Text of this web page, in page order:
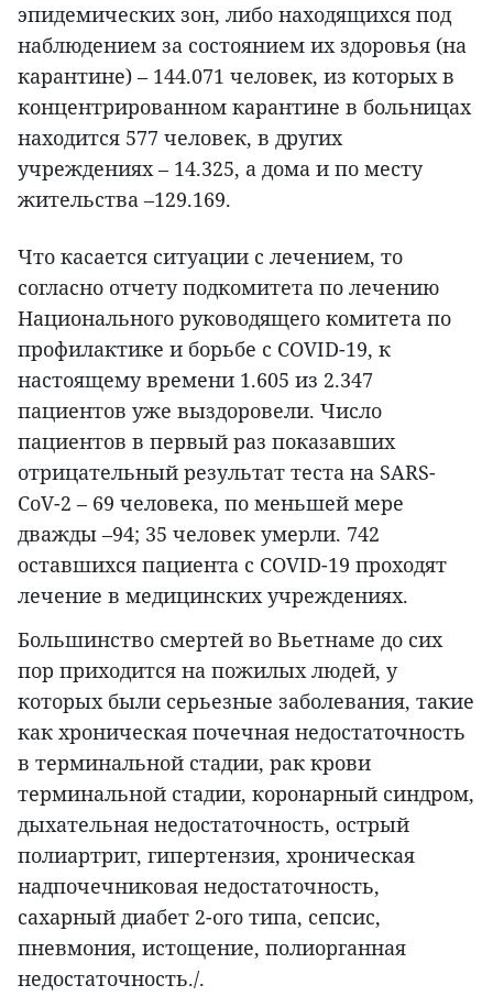
эпидемических зон, либо находящихся под
наблюдением за состоянием их здоровья (на
карантине) – 144.071 человек, из которых в
концентрированном карантине в больницах
находится 577 человек, в других
учреждениях – 14.325, а дома и по месту
жительства –129.169.
Что касается ситуации с лечением, то
согласно отчету подкомитета по лечению
Национального руководящего комитета по
профилактике и борьбе с COVID-19, к
настоящему времени 1.605 из 2.347
пациентов уже выздоровели. Число
пациентов в первый раз показавших
отрицательный результат теста на SARS-
CoV-2 – 69 человека, по меньшей мере
дважды –94; 35 человек умерли. 742
оставшихся пациента с COVID-19 проходят
лечение в медицинских учреждениях.
Большинство смертей во Вьетнаме до сих
пор приходится на пожилых людей, у
которых были серьезные заболевания, такие
как хроническая почечная недостаточность
в терминальной стадии, рак крови
терминальной стадии, коронарный синдром,
дыхательная недостаточность, острый
полиартрит, гипертензия, хроническая
надпочечниковая недостаточность,
сахарный диабет 2-ого типа, сепсис,
пневмония, истощение, полиорганная
недостаточность./.